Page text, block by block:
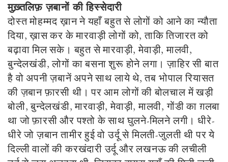
मुख़्तलिफ़ ज़बानों की हिस्सेदारी
दोस्त मोहम्मद ख़ान ने यहाँ बहुत से लोगों को आने का न्यौता
दिया, ख़ास कर के मारवाड़ी लोगों को, ताकि तिजारत को
बढ़ावा मिल सके । बहुत से मारवाड़ी, मेवाड़ी, मालवी,
बुन्देलखंडी, लोगों का बसना शुरू होने लगा। ज़ाहिर सी बात
है वो अपनी ज़बानें अपने साथ लाये थे, तब भोपाल रियासत
की ज़बान फ़ारसी थी। पर आम लोगों की बोलचाल में खड़ी
बोली, बुन्देलखंडी, मारवाड़ी, मेवाड़ी, मालवी, गोंडी का ग़लबा
था जो फ़ारसी और पश्तो के साथ घुलने-मिलने लगी। धीरे-
धीरे जो ज़बान तामीर हुई वो उर्दू से मिलती-जुलती थी पर ये
दिल्ली वालों की करखंदारी उर्दू और लखनऊ की लचीली